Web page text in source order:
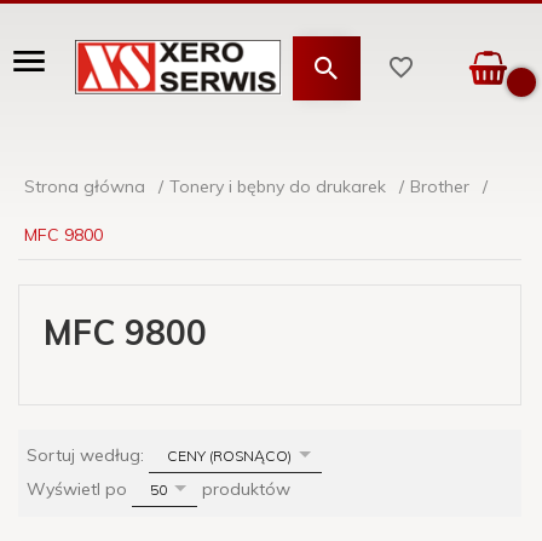
Strona główna Tonery i bębny do drukarek Brother
MFC 9800
MFC 9800
Sortuj według: sortCENY (ROSNĄCO)
Wyświetl po pop
50 produktów